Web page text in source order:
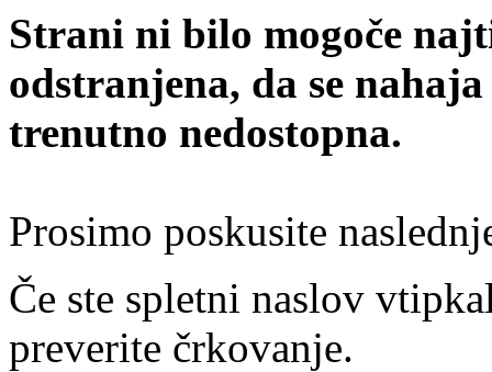
Strani ni bilo mogoče
odstranjena, da se
trenutno nedostopna.
Prosimo poskusite
Če ste spletni naslov
preverite črkovanje.